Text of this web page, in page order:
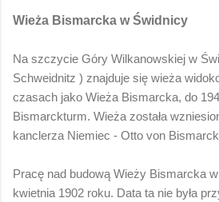
Wieża Bismarcka w Świdnicy
Na szczycie Góry Wilkanowskiej w
Schweidnitz ) znajduje się wieża
czasach jako Wieża Bismarcka, do
Bismarckturm. Wieża została
kanclerza Niemiec - Otto von
Pracę nad budową Wieży Bismarcka
kwietnia 1902 roku. Data ta nie była